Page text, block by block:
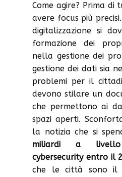
Come agire? Prima di
avere focus più
digitalizzazione si
formazione dei
nella gestione dei
gestione dei dati sia
problemi per il
devono stilare un
che permettono ai
spazi aperti.
la notizia che si
miliardi a
cybersecurity entro il
che le città sono il